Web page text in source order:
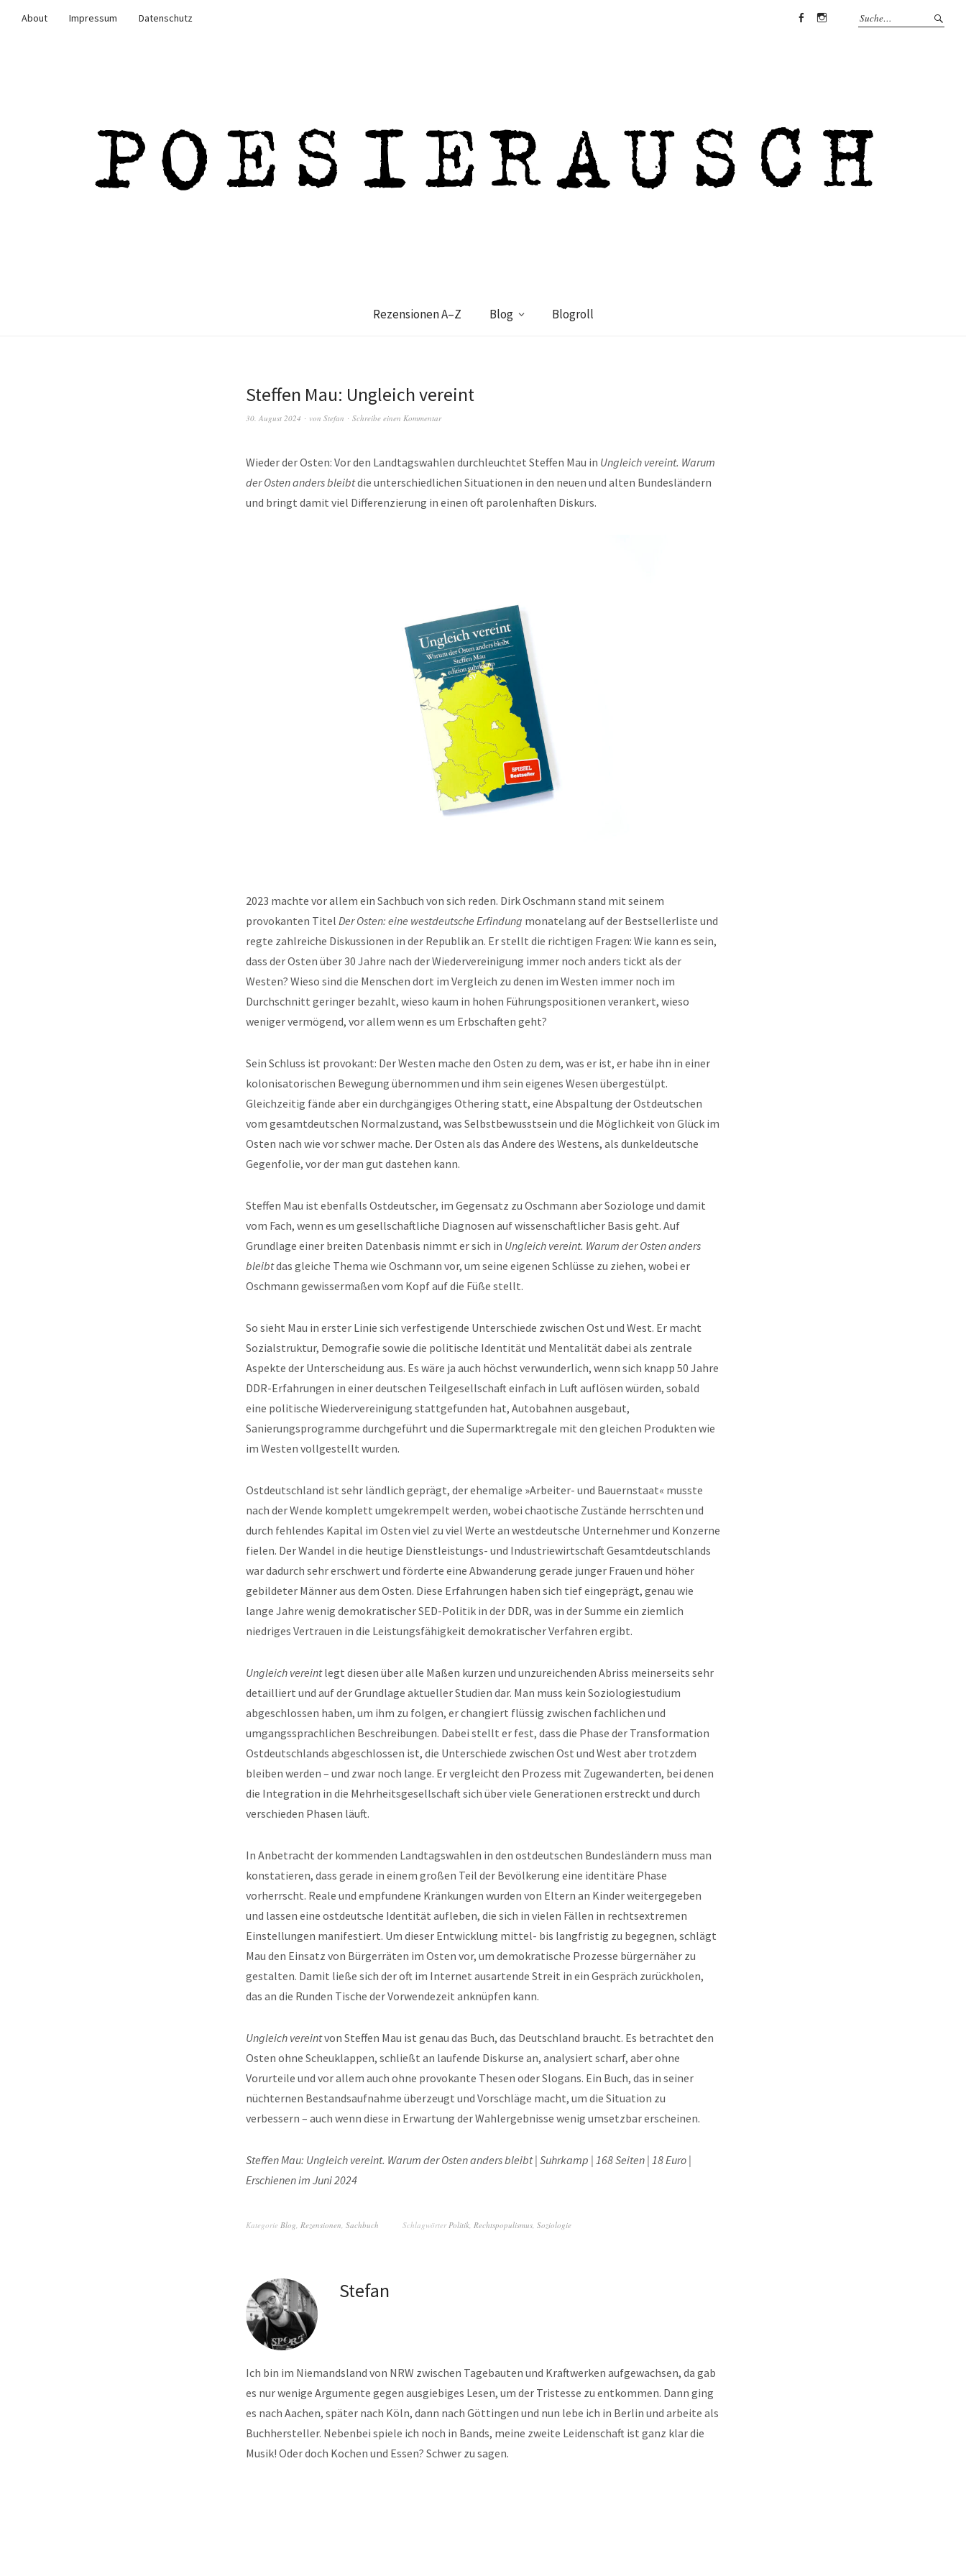
About Impressum
Datenschutz
Rezensionen A–Z Blog Blogroll
Steffen Mau: Ungleich vereint
30. August 2024 von Stefan Schreibe einen Kommentar
Wieder der Osten: Vor den Landtagswahlen durchleuchtet Steffen Mau in Ungleich vereint. Warum
der Osten anders bleibtdie unterschiedlichen Situationen in den neuen und alten Bundesländern
und bringt damit viel Differenzierung in einen oft parolenhaften Diskurs.
2023 machte vor allem ein Sachbuch von sich reden. Dirk Oschmann stand mit seinem
provokanten Titel Der Osten: eine westdeutsche Erfindung monatelang auf der Bestsellerliste und
regte zahlreiche Diskussionen in der Republik an. Er stellt die richtigen Fragen: Wie kann es sein,
dass der Osten über 30 Jahre nach der Wiedervereinigung immer noch anders tickt als der
Westen? Wieso sind die Menschen dort im Vergleich zu denen im Westen immer noch im
Durchschnitt geringer bezahlt, wieso kaum in hohen Führungspositionen verankert, wieso
weniger vermögend, vor allem wenn es um Erbschaften geht?
Sein Schluss ist provokant: Der Westen mache den Osten zu dem, was er ist, er habe ihn in einer
kolonisatorischen Bewegung übernommen und ihm sein eigenes Wesen übergestülpt.
Gleichzeitig fände aber ein durchgängiges Othering statt, eine Abspaltung der Ostdeutschen
vom gesamtdeutschen Normalzustand, was Selbstbewusstsein und die Möglichkeit von Glück im
Osten nach wie vor schwer mache. Der Osten als das Andere des Westens, als dunkeldeutsche
Gegenfolie, vor der man gut dastehen kann.
Steffen Mau ist ebenfalls Ostdeutscher, im Gegensatz zu Oschmann aber Soziologe und damit
vom Fach, wenn es um gesellschaftliche Diagnosen auf wissenschaftlicher Basis geht. Auf
Grundlage einer breiten Datenbasis nimmt er sich in Ungleich vereint. Warum der Osten anders
bleibtdas gleiche Thema wie Oschmann vor, um seine eigenen Schlüsse zu ziehen, wobei er
Oschmann gewissermaßen vom Kopf auf die Füße stellt.
So sieht Mau in erster Linie sich verfestigende Unterschiede zwischen Ost und West. Er macht
Sozialstruktur, Demografie sowie die politische Identität und Mentalität dabei als zentrale
Aspekte der Unterscheidung aus. Es wäre ja auch höchst verwunderlich, wenn sich knapp 50 Jahre
DDR-Erfahrungen in einer deutschen Teilgesellschaft einfach in Luft auflösen würden, sobald
eine politische Wiedervereinigung stattgefunden hat, Autobahnen ausgebaut,
Sanierungsprogramme durchgeführt und die Supermarktregale mit den gleichen Produkten wie
im Westen vollgestellt wurden.
Ostdeutschland ist sehr ländlich geprägt, der ehemalige »Arbeiter- und Bauernstaat« musste
nach der Wende komplett umgekrempelt werden, wobei chaotische Zustände herrschten und
durch fehlendes Kapital im Osten viel zu viel Werte an westdeutsche Unternehmer und Konzerne
fielen. Der Wandel in die heutige Dienstleistungs- und Industriewirtschaft Gesamtdeutschlands
war dadurch sehr erschwert und förderte eine Abwanderung gerade junger Frauen und höher
gebildeter Männer aus dem Osten. Diese Erfahrungen haben sich tief eingeprägt, genau wie
lange Jahre wenig demokratischer SED-Politik in der DDR, was in der Summe ein ziemlich
niedriges Vertrauen in die Leistungsfähigkeit demokratischer Verfahren ergibt.
Ungleich vereintlegt diesen über alle Maßen kurzen und unzureichenden Abriss meinerseits sehr
detailliert und auf der Grundlage aktueller Studien dar. Man muss kein Soziologiestudium
abgeschlossen haben, um ihm zu folgen, er changiert flüssig zwischen fachlichen und
umgangssprachlichen Beschreibungen. Dabei stellt er fest, dass die Phase der Transformation
Ostdeutschlands abgeschlossen ist, die Unterschiede zwischen Ost und West aber trotzdem
bleiben werden – und zwar noch lange. Er vergleicht den Prozess mit Zugewanderten, bei denen
die Integration in die Mehrheitsgesellschaft sich über viele Generationen erstreckt und durch
verschieden Phasen läuft.
In Anbetracht der kommenden Landtagswahlen in den ostdeutschen Bundesländern muss man
konstatieren, dass gerade in einem großen Teil der Bevölkerung eine identitäre Phase
vorherrscht. Reale und empfundene Kränkungen wurden von Eltern an Kinder weitergegeben
und lassen eine ostdeutsche Identität aufleben, die sich in vielen Fällen in rechtsextremen
Einstellungen manifestiert. Um dieser Entwicklung mittel- bis langfristig zu begegnen, schlägt
Mau den Einsatz von Bürgerräten im Osten vor, um demokratische Prozesse bürgernäher zu
gestalten. Damit ließe sich der oft im Internet ausartende Streit in ein Gespräch zurückholen,
das an die Runden Tische der Vorwendezeit anknüpfen kann.
Ungleich vereintvon Steffen Mau ist genau das Buch, das Deutschland braucht. Es betrachtet den
Osten ohne Scheuklappen, schließt an laufende Diskurse an, analysiert scharf, aber ohne
Vorurteile und vor allem auch ohne provokante Thesen oder Slogans. Ein Buch, das in seiner
nüchternen Bestandsaufnahme überzeugt und Vorschläge macht, um die Situation zu
verbessern – auch wenn diese in Erwartung der Wahlergebnisse wenig umsetzbar erscheinen.
Steffen Mau: Ungleich vereint. Warum der Osten anders bleibt | Suhrkamp | 168 Seiten | 18 Euro |
Erschienen im Juni 2024
Kategorie Blog Rezensionen Sachbuch Schlagwörter Politik Rechtspopulismus Soziologie
Stefan
Ich bin im Niemandsland von NRW zwischen Tagebauten und Kraftwerken aufgewachsen, da gab
es nur wenige Argumente gegen ausgiebiges Lesen, um der Tristesse zu entkommen. Dann ging
es nach Aachen, später nach Köln, dann nach Göttingen und nun lebe ich in Berlin und arbeite als
Buchhersteller. Nebenbei spiele ich noch in Bands, meine zweite Leidenschaft ist ganz klar die
Musik! Oder doch Kochen und Essen? Schwer zu sagen.